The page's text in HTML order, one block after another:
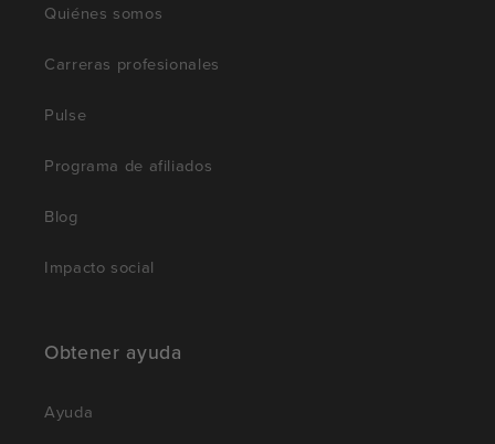
Quiénes somos
Carreras profesionales
Pulse
Programa de afiliados
Blog
Impacto social
Obtener ayuda
Ayuda